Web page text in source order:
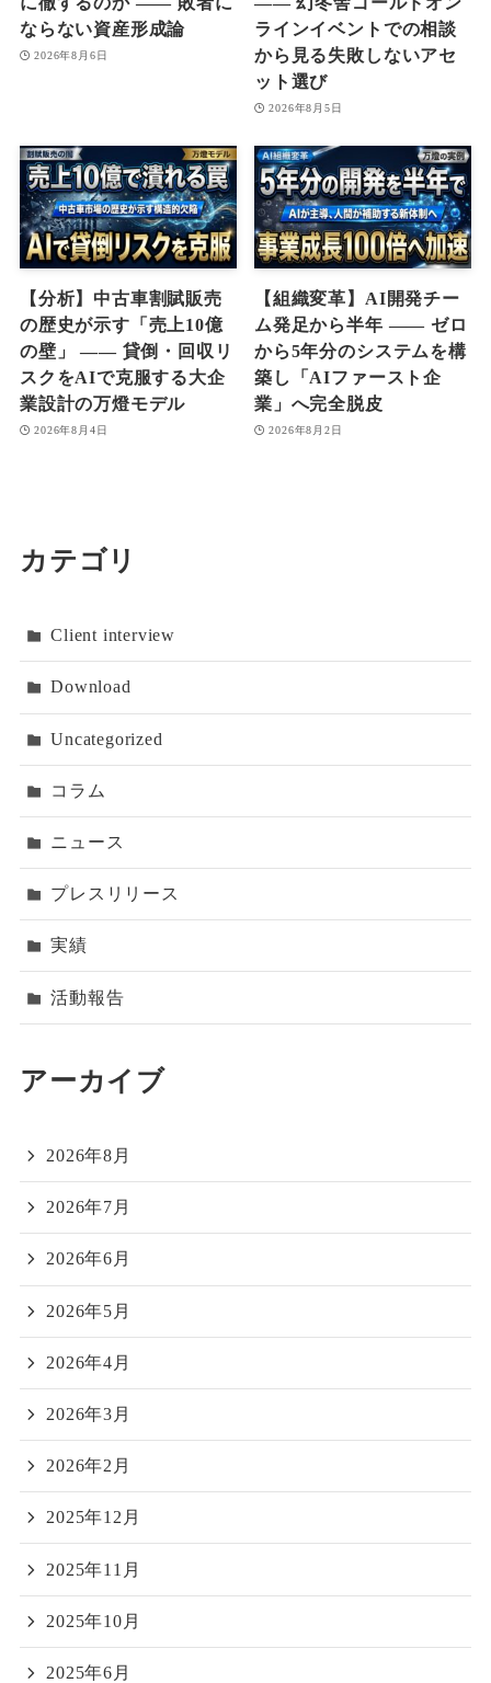
ならない資産形成論
2026年8月6日
ラインイベントでの相談
から見る失敗しないアセ
ット選び
2026年8月5日
【分析】中古車割賦販売
の歴史が示す「売上10億
の壁」 ―― 貸倒・回収リ
スクをAIで克服する大企
業設計の万燈モデル
2026年8月4日
【組織変革】AI開発チー
ム発足から半年 ―― ゼロ
から5年分のシステムを構
築し「AIファースト企
業」へ完全脱皮
2026年8月2日
カテゴリ
Client interview
Download
Uncategorized
コラム
ニュース
プレスリリース
実績
活動報告
アーカイブ
2026年8月
2026年7月
2026年6月
2026年5月
2026年4月
2026年3月
2026年2月
2025年12月
2025年11月
2025年10月
2025年6月